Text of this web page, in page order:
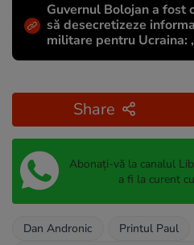
Guvernul Bolojan a
să desecretizeze
militare pentru Ucraina:
Share
Abonați-vă la canalul
a fi la curent
Dan Andronic
Printul Paul